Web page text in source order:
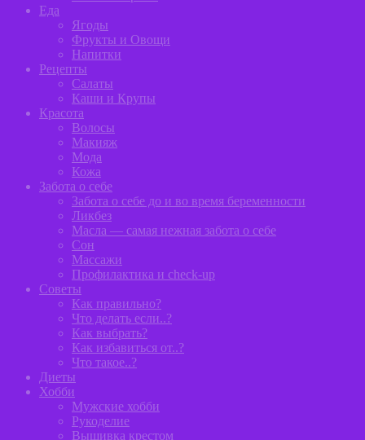
Еда
Ягоды
Фрукты и Овощи
Напитки
Рецепты
Салаты
Каши и Крупы
Красота
Волосы
Макияж
Мода
Кожа
Забота о себе
Забота о себе до и во время беременности
Ликбез
Масла — самая нежная забота о себе
Сон
Массажи
Профилактика и сheck-up
Советы
Как правильно?
Что делать если..?
Как выбрать?
Как избавиться от..?
Что такое..?
Диеты
Хобби
Мужские хобби
Рукоделие
Вышивка крестом